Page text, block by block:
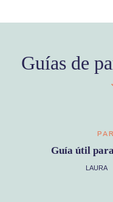
Guías de
Guía útil
LAURA